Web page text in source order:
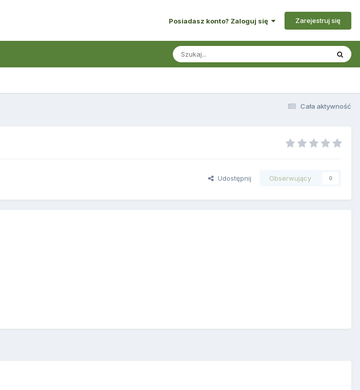
Posiadasz konto? Zaloguj się Zarejestruj się
Cała aktywność
Udostępnij Obserwujący 0